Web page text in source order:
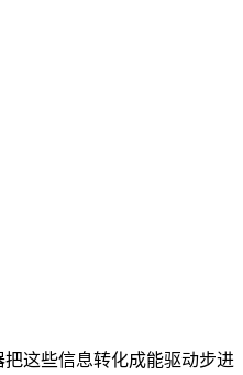
这些信息转化成能驱动步进